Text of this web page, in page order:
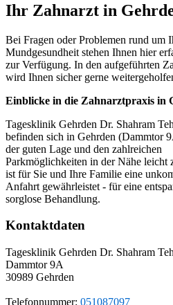
Ihr Zahnarzt in
Bei Fragen oder Problemen rund um
Mundgesundheit stehen Ihnen hier
zur Verfügung. In den aufgeführten
wird Ihnen sicher gerne
Einblicke in die Zahnarztpraxis in
Tagesklinik Gehrden Dr. Shahram
befinden sich in Gehrden (Dammtor
der guten Lage und den zahlreichen
Parkmöglichkeiten in der Nähe leicht
ist für Sie und Ihre Familie eine
Anfahrt gewährleistet - für eine
sorglose Behandlung.
Kontaktdaten
Tagesklinik Gehrden Dr. Shahram
Dammtor 9A
30989 Gehrden
Telefonnummer: 051087097